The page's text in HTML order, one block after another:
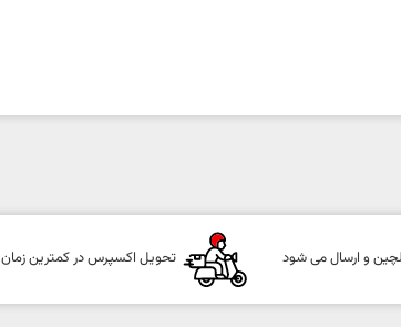
و ارسال می شود تحویل اکسپرس در کمترین زمان